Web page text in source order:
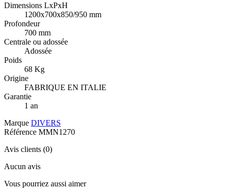
Dimensions LxPxH
1200x700x850/950 mm
Profondeur
700 mm
Centrale ou adossée
Adossée
Poids
68 Kg
Origine
FABRIQUE EN ITALIE
Garantie
1 an
Marque DIVERS
Référence MMN1270
Avis clients (0)
Aucun avis
Vous pourriez aussi aimer